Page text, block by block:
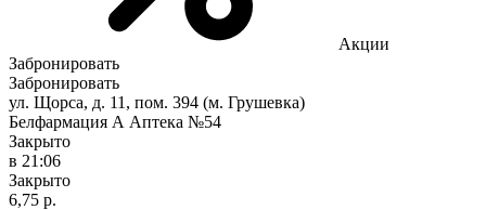
Акции
Забронировать
Забронировать
ул. Щорса, д. 11, пом. 394 (м. Грушевка)
Белфармация А Аптека №54
Закрыто
в 21:06
Закрыто
6,75 р.